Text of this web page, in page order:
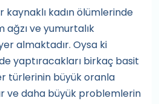
kaynaklı kadın ölümlerinde
ağzı ve yumurtalık
almaktadır. Oysa ki
yaptıracakları birkaç basit
türlerinin büyük oranla
ve daha büyük problemlerin